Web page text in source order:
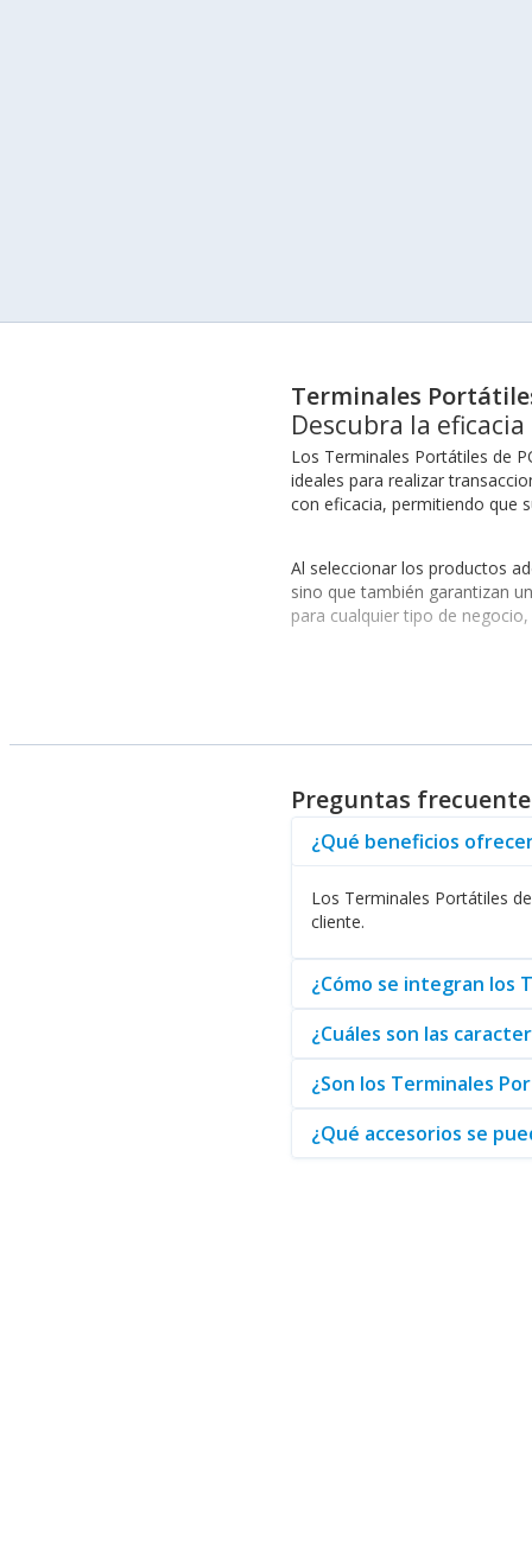
Terminales
Descubra la
Los Terminales Portátiles de
ideales para realizar
con eficacia, permitiendo que
Al seleccionar los productos
sino que también garantizan
para cualquier tipo de
La amplia gama de productos
efectiva. Combinando estos
Además, los Terminales
adicionales, su sistema de
En resumen, los Terminales
productos, usted garantiza
terminales y aprovechar al
Preguntas
¿Qué beneficios
Los Terminales Portátiles
cliente.
¿Cómo se integran los
¿Cuáles son las
¿Son los Terminales
¿Qué accesorios se